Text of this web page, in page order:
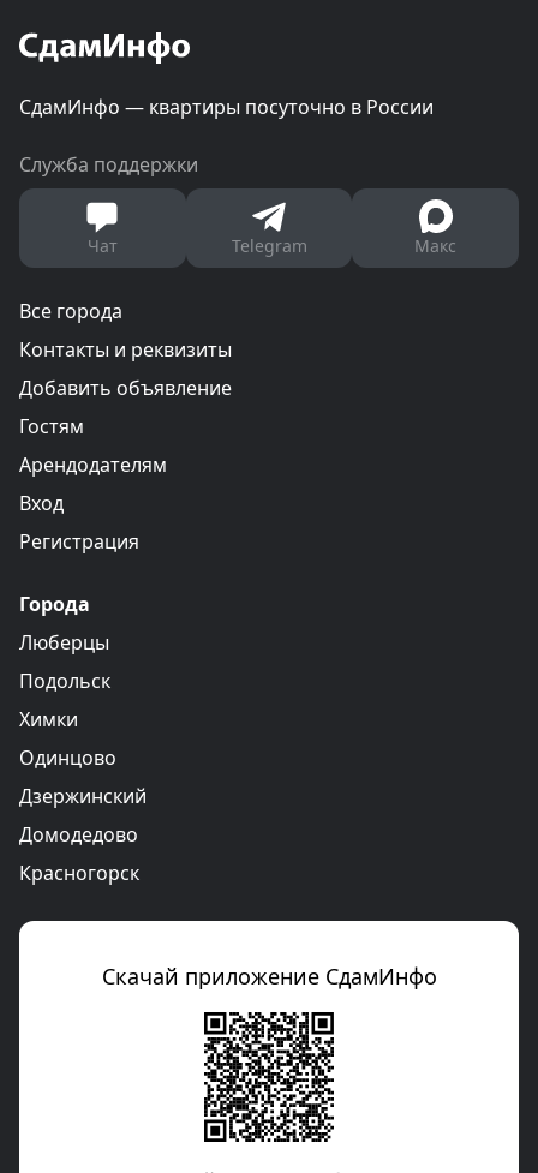
СдамИнфо — квартиры посуточно в России
Служба поддержки
Чат Telegram Макс
Все города
Контакты и реквизиты
Добавить объявление
Гостям
Арендодателям
Вход
Регистрация
Города
Люберцы
Подольск
Химки
Одинцово
Дзержинский
Домодедово
Красногорск
Скачай приложение СдамИнфо